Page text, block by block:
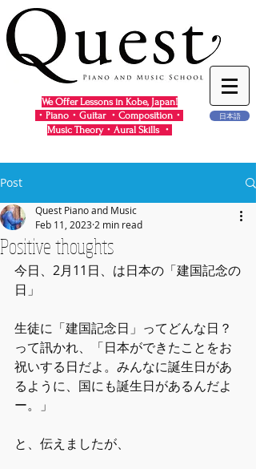
We Offer Lessons in Kobe, Japan!
・Piano・Guitar ・Composition・
Music Theory・Aural Skills ・
日本語
Post
Positive thoughts
Quest Piano and Music
Feb 11, 2023 2 min read
今日、2月11日、は日本の「建国記念の
日」
生徒に「建国記念日」ってどんな日？
って訊かれ、「日本ができたことをお
祝いする日だよ。みんなに誕生日があ
るように、国にも誕生日があるんだよ
ー。」
と、伝えましたが、